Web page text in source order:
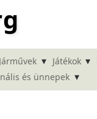
Járművek ▾ Játékok ▾
és ünnepek ▾